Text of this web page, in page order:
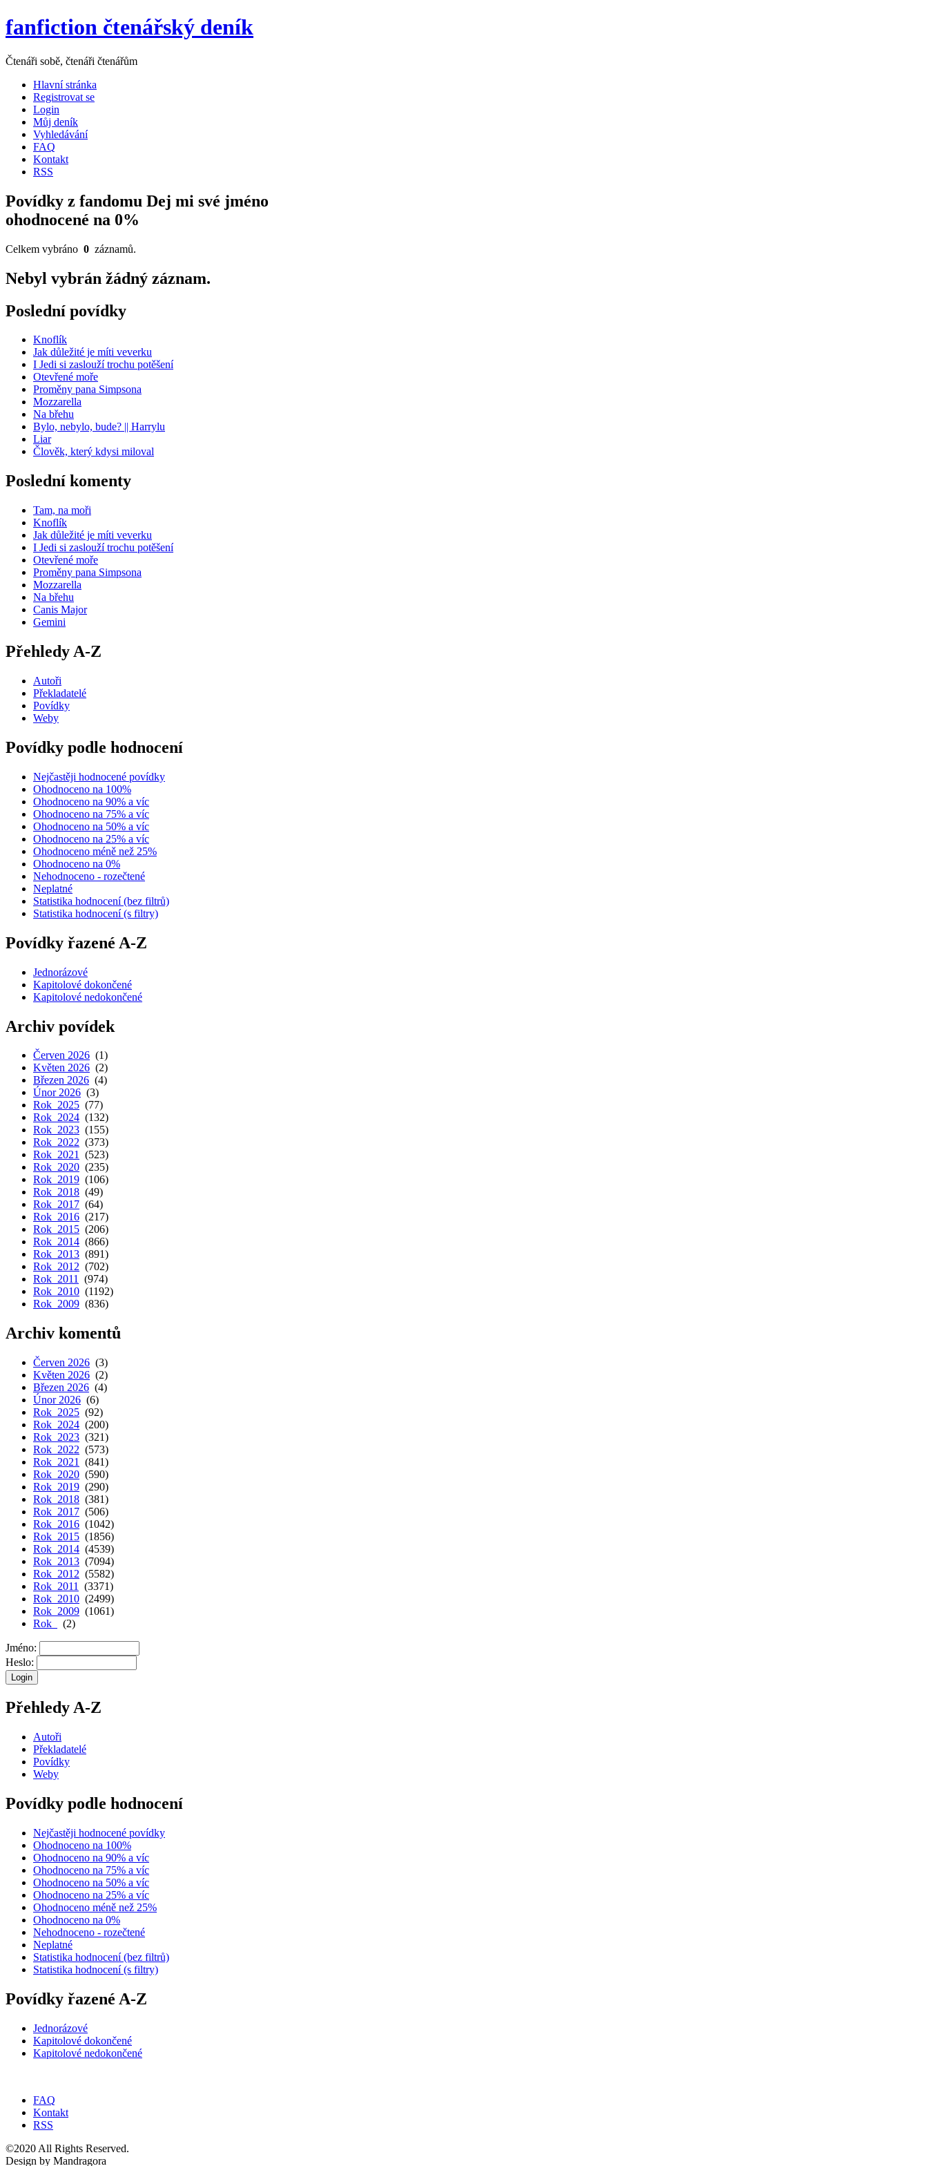
fanfiction čtenářský deník
Čtenáři sobě, čtenáři čtenářům
Hlavní stránka
Registrovat se
Login
Můj deník
Vyhledávání
FAQ
Kontakt
RSS
Povídky z fandomu Dej mi své jméno
ohodnocené na 0%
Celkem vybráno 0 záznamů.
Nebyl vybrán žádný záznam.
Poslední povídky
Knoflík
Jak důležité je míti veverku
I Jedi si zaslouží trochu potěšení
Otevřené moře
Proměny pana Simpsona
Mozzarella
Na břehu
Bylo, nebylo, bude? || Harrylu
Liar
Člověk, který kdysi miloval
Poslední komenty
Tam, na moři
Knoflík
Jak důležité je míti veverku
I Jedi si zaslouží trochu potěšení
Otevřené moře
Proměny pana Simpsona
Mozzarella
Na břehu
Canis Major
Gemini
Přehledy A-Z
Autoři
Překladatelé
Povídky
Weby
Povídky podle hodnocení
Nejčastěji hodnocené povídky
Ohodnoceno na 100%
Ohodnoceno na 90% a víc
Ohodnoceno na 75% a víc
Ohodnoceno na 50% a víc
Ohodnoceno na 25% a víc
Ohodnoceno méně než 25%
Ohodnoceno na 0%
Nehodnoceno - rozečtené
Neplatné
Statistika hodnocení (bez filtrů)
Statistika hodnocení (s filtry)
Povídky řazené A-Z
Jednorázové
Kapitolové dokončené
Kapitolové nedokončené
Archiv povídek
Červen 2026 (1)
Květen 2026 (2)
Březen 2026 (4)
Únor 2026 (3)
Rok 2025 (77)
Rok 2024 (132)
Rok 2023 (155)
Rok 2022 (373)
Rok 2021 (523)
Rok 2020 (235)
Rok 2019 (106)
Rok 2018 (49)
Rok 2017 (64)
Rok 2016 (217)
Rok 2015 (206)
Rok 2014 (866)
Rok 2013 (891)
Rok 2012 (702)
Rok 2011 (974)
Rok 2010 (1192)
Rok 2009 (836)
Archiv komentů
Červen 2026 (3)
Květen 2026 (2)
Březen 2026 (4)
Únor 2026 (6)
Rok 2025 (92)
Rok 2024 (200)
Rok 2023 (321)
Rok 2022 (573)
Rok 2021
(841)
Rok 2020 (590)
Rok 2019 (290)
Rok 2018 (381)
Rok 2017 (506)
Rok 2016 (1042)
Rok 2015 (1856)
Rok 2014 (4539)
Rok 2013 (7094)
Rok 2012 (5582)
Rok 2011
(3371)
Rok 2010 (2499)
Rok 2009 (1061)
Rok
(2)
Jméno:
Heslo:
Přehledy A-Z
Autoři
Překladatelé
Povídky
Weby
Povídky podle hodnocení
Nejčastěji hodnocené povídky
Ohodnoceno na 100%
Ohodnoceno na 90% a víc
Ohodnoceno na 75% a víc
Ohodnoceno na 50% a víc
Ohodnoceno na 25% a víc
Ohodnoceno méně než 25%
Ohodnoceno na 0%
Nehodnoceno - rozečtené
Neplatné
Statistika hodnocení (bez filtrů)
Statistika hodnocení (s filtry)
Povídky řazené A-Z
Jednorázové
Kapitolové dokončené
Kapitolové nedokončené
FAQ
Kontakt
RSS
©2020 All Rights Reserved.
Design by Mandragora